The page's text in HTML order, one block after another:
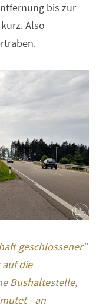
bis zur
Also
geschlossener"
die
Bushaltestelle,
- an